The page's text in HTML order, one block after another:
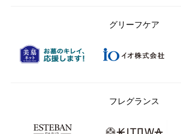
グリーフケア
フレグランス